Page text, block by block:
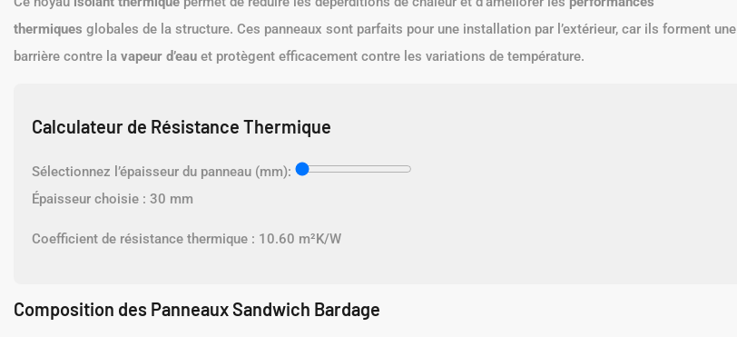
thermiques globales de la structure. Ces panneaux sont parfaits pour une installation par l’extérieur, car ils forment une
barrière contre la vapeur d’eau et protègent efficacement contre les variations de température.
Calculateur de Résistance Thermique
Sélectionnez l’épaisseur du panneau (mm):
Épaisseur choisie : 30 mm
Coefficient de résistance thermique : 10.60 m²K/W
Composition des Panneaux Sandwich Bardage